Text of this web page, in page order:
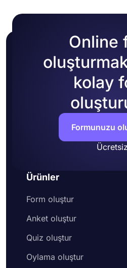
Online
kolay
Formunuzu
Ürünler
Form oluştur
Anket oluştur
Quiz oluştur
Oylama oluştur